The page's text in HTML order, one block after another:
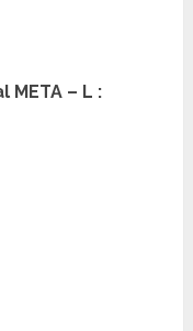
META – L :